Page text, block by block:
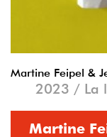
Martine Feipel &
2023 / La
Martine